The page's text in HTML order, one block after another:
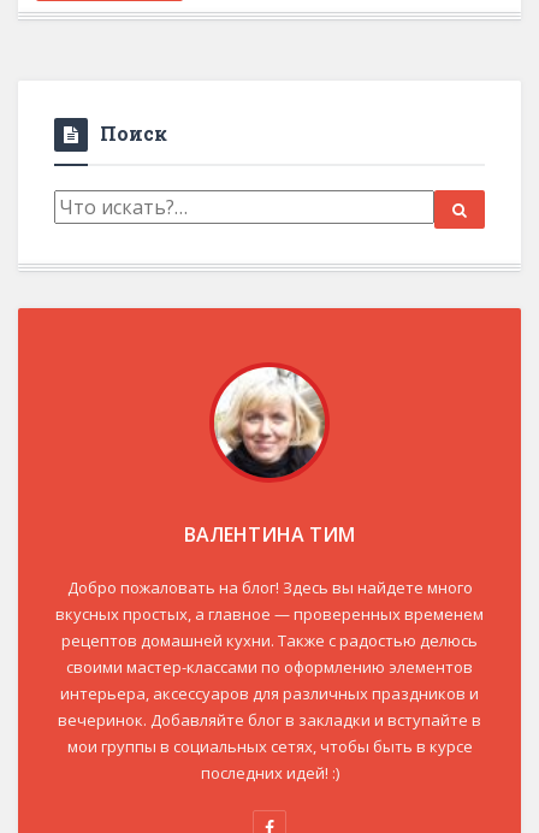
Поиск
ВАЛЕНТИНА ТИМ
Добро пожаловать на блог! Здесь вы найдете много
вкусных простых, а главное — проверенных временем
рецептов домашней кухни. Также с радостью делюсь
своими мастер-классами по оформлению элементов
интерьера, аксессуаров для различных праздников и
вечеринок. Добавляйте блог в закладки и вступайте в
мои группы в социальных сетях, чтобы быть в курсе
последних идей! :)